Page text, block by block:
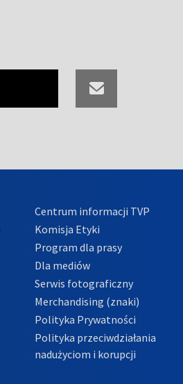
Centrum informacji TVP
Komisja Etyki
Program dla prasy
Dla mediów
Serwis fotograficzny
Merchandising (znaki)
Polityka Prywatności
Polityka przeciwdziałania
nadużyciom i korupcji